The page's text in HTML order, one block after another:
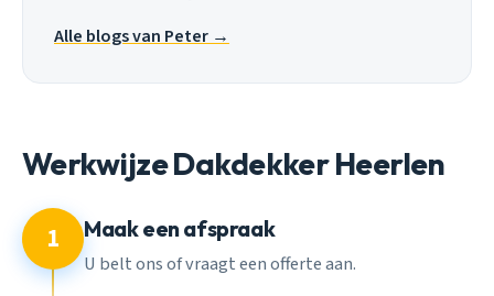
Alle blogs van Peter →
Werkwijze Dakdekker Heerlen
1 Maak een afspraak
U belt ons of vraagt een offerte aan.